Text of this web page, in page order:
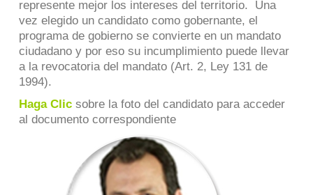
represente mejor los intereses del territorio. Una
vez elegido un candidato como gobernante, el
programa de gobierno se convierte en un mandato
ciudadano y por eso su incumplimiento puede llevar
a la revocatoria del mandato (Art. 2, Ley 131 de
1994).
Haga Clicsobre la foto del candidato para acceder
al documento correspondiente